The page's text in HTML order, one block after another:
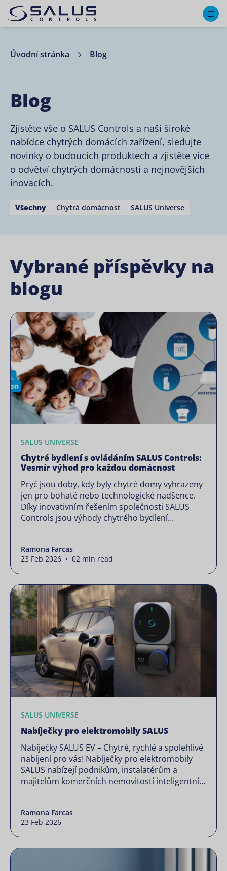
Úvodní stránka Blog
Blog
Zjistěte vše o SALUS Controls a naší široké
nabídce chytrých domácích zařízení, sledujte
novinky o budoucích produktech a zjistěte více
o odvětví chytrých domácností a nejnovějších
inovacích.
Všechny Chytrá domácnost SALUS Universe
Vybrané příspěvky na
blogu
SALUS UNIVERSE
Chytré bydlení s ovládáním SALUS Controls:
Vesmír výhod pro každou domácnost
Pryč jsou doby, kdy byly chytré domy vyhrazeny
jen pro bohaté nebo technologické nadšence.
Díky inovativním řešením společnosti SALUS
Controls jsou výhody chytrého bydlení
může různorodá škála majitelů domů využívat
výhod inteligentních domácích systémů SALUS –
od zvýšení komfortu a bezpečnosti až po
optimalizaci energetické […]
Ramona Farcas
23 Feb 2026 • 02 min read
SALUS UNIVERSE
Nabíječky pro elektromobily SALUS
Nabíječky SALUS EV – Chytré, rychlé a spolehlivé
nabíjení pro vás! Nabíječky pro elektromobily
SALUS nabízejí podnikům, instalatérům a
majitelům komerčních nemovitostí inteligentní,
rostoucí poptávku po udržitelné dopravní
infrastruktuře, a poskytují bezproblémovou
integraci, vzdálenou správu a nákladově
efektivní provoz – to vše […]
Ramona Farcas
23 Feb 2026